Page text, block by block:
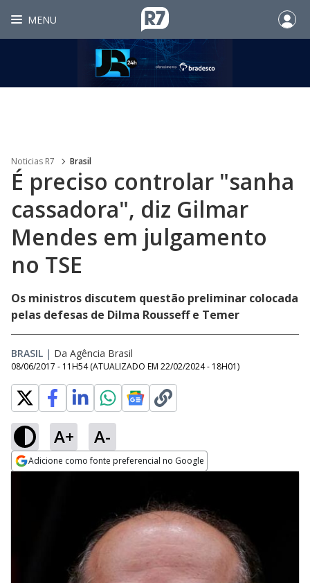
MENU
Noticias R7 Brasil
É preciso controlar "sanha
cassadora", diz Gilmar
Mendes em julgamento
no TSE
Os ministros discutem questão preliminar colocada
pelas defesas de Dilma Rousseff e Temer
BRASIL | Da Agência Brasil
08/06/2017 - 11H54 (ATUALIZADO EM 22/02/2024 - 18H01)
A+ A-
Adicione como fonte preferencial no Google